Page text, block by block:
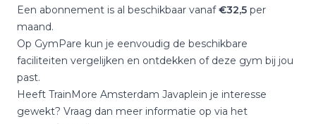
Een abonnement is al beschikbaar vanaf€32,5 per
maand.
Op GymPare kun je eenvoudig de beschikbare
faciliteiten vergelijken en ontdekken of deze gym bij jou
past.
Heeft TrainMore Amsterdam Javaplein je interesse
gewekt? Vraag dan meer informatie op via het